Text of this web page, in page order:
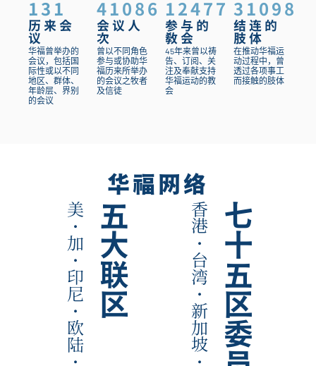
历来会
议
131
华福曾举办的
会议，包括国
际性或以不同
地区、群体、
年龄层、界别
的会议
会议人
次
41086
曾以不同角色
参与或协助华
福历来所举办
的会议之牧者
及信徒
参与的
教会
12477
45年来曾以祷
告、订阅、关
注及奉献支持
华福运动的教
会
结连的
肢体
31098
在推动华福运
动过程中，曾
透过各项事工
而接触的肢体
华福网络
七十五区委员
香港
·
台湾
·
新加坡
·
五大联区
美
·
加
·
印尼
·
欧陆
·